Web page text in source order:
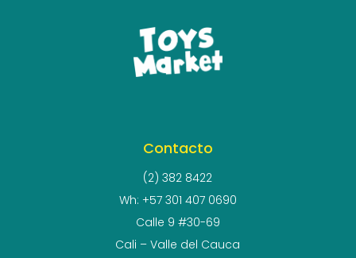
Contacto
(2) 382 8422
Wh: +57 301 407 0690
Calle 9 #30-69
Cali – Valle del Cauca